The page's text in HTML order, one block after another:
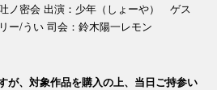
ノ密会 出演：少年（しょーや） ゲス
ー/うい 司会：鈴木陽一レモン
が、対象作品を購入の上、当日ご持参い